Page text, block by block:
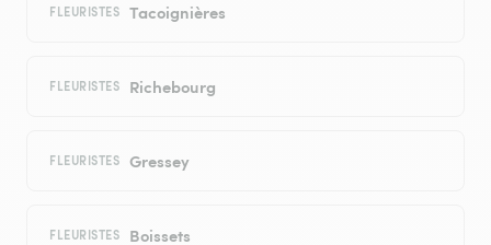
FLEURISTES Tacoignières
FLEURISTES Richebourg
FLEURISTES Gressey
FLEURISTES Boissets